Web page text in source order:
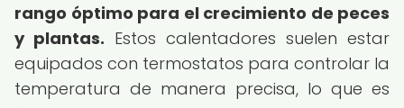
rango óptimo para el crecimiento de peces
y plantas. Estos calentadores suelen estar
equipados con termostatos para controlar la
temperatura de manera precisa, lo que es